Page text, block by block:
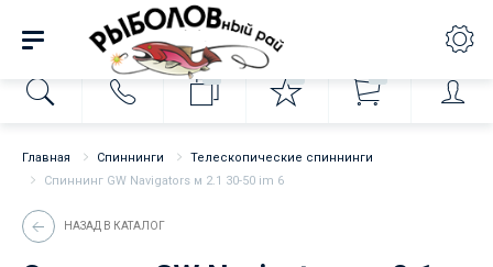
Главная Спиннинги
Телескопические спиннинги
Спиннинг GW Navigators м 2.1 30-50 im 6
НАЗАД В КАТАЛОГ